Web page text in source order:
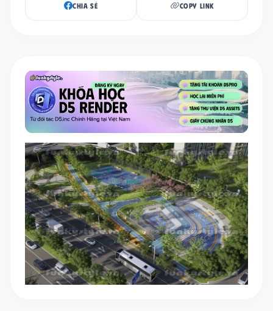
CHIA SẺ COPY LINK